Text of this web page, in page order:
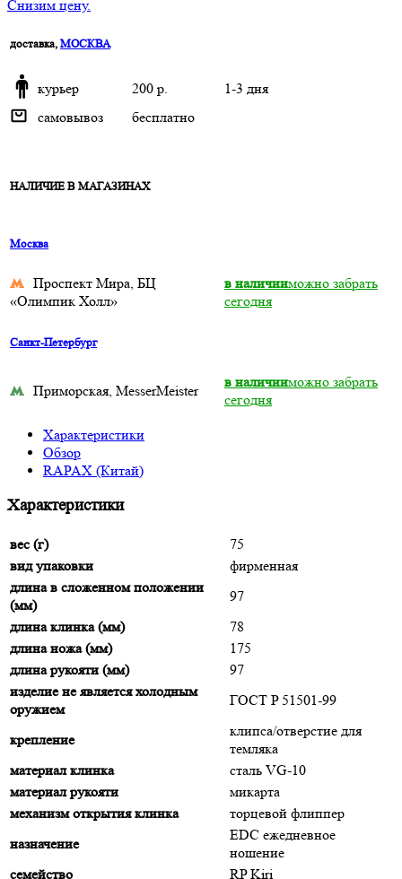
Снизим цену.
доставка, МОСКВА
курьер 200 р.
1-3 дня
самовывоз
бесплатно
НАЛИЧИЕ В МАГАЗИНАХ
Москва
Проспект Мира, БЦ
«Олимпик Холл»
в наличииможно забрать
сегодня
Санкт-Петербург
Приморская, MesserMeister
в наличииможно забрать
сегодня
Характеристики
Обзор
RAPAX (Китай)
Характеристики
вес (г)
75
вид упаковки
фирменная
длина в сложенном положении
(мм)
97
длина клинка (мм)
78
длина ножа (мм)
175
длина рукояти (мм)
97
изделие не является холодным
оружием
ГОСТ P 51501-99
крепление
клипса/отверстие для
темляка
материал клинка
сталь VG-10
материал рукояти
микарта
механизм открытия клинка
торцевой флиппер
назначение
EDC ежедневное
ношение
семейство
RP Kiri